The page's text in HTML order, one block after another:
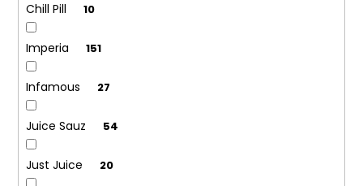
Chill Pill 10
Imperia 151
Infamous 27
Juice Sauz 54
Just Juice 20